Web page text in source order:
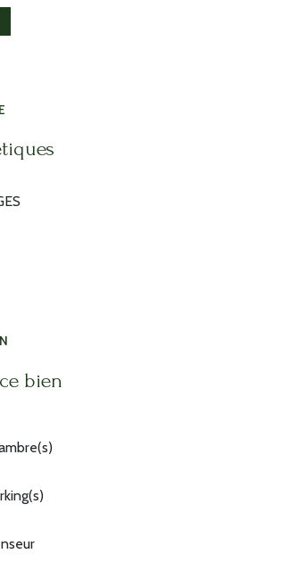
chambres spacieuses et d'un WC séparé.
bien